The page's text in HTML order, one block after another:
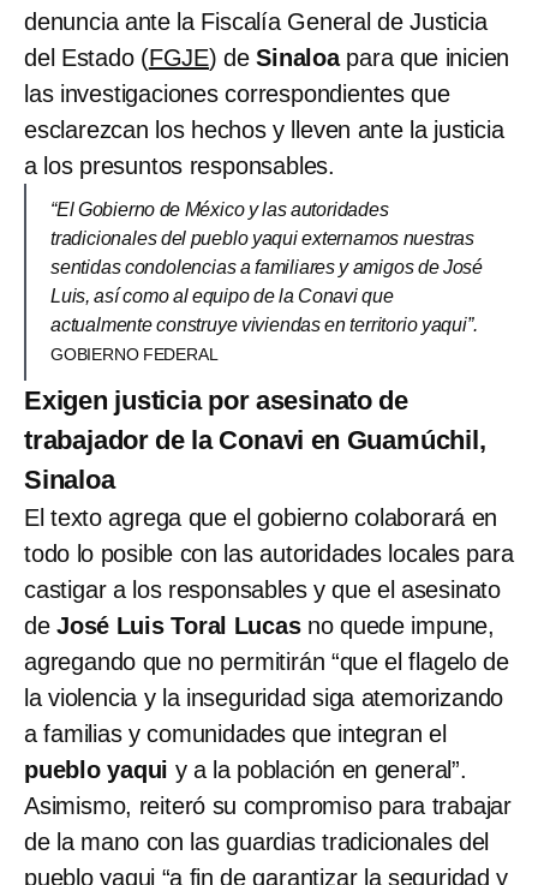
denuncia ante la Fiscalía General de Justicia
del Estado (FGJE) deSinaloapara que inicien
las investigaciones correspondientes que
esclarezcan los hechos y lleven ante la justicia
a los presuntos responsables.
“El Gobierno de México y las autoridades
tradicionales del pueblo yaqui externamos nuestras
sentidas condolencias a familiares y amigos de José
Luis, así como al equipo de la Conavi que
actualmente construye viviendas en territorio yaqui”.
GOBIERNO FEDERAL
Exigen justicia por asesinato de
trabajador de la Conavi en Guamúchil,
Sinaloa
El texto agrega que el gobierno colaborará en
todo lo posible con las autoridades locales para
castigar a los responsables y que el asesinato
de José Luis Toral Lucasno quede impune,
agregando que no permitirán “que el flagelo de
la violencia y la inseguridad siga atemorizando
a familias y comunidades que integran el
pueblo yaqui y a la población en general”.
Asimismo, reiteró su compromiso para trabajar
de la mano con las guardias tradicionales del
pueblo yaqui “a fin de garantizar la seguridad y